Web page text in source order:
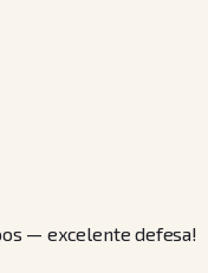
— excelente defesa!